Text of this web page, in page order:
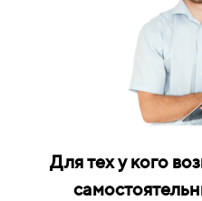
Для тех у кого